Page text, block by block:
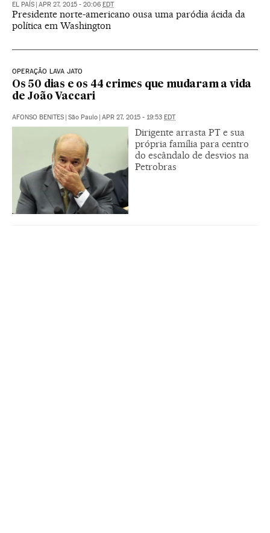
EL PAÍS APR 27, 2015 - 20:06 EDT
Presidente norte-americano ousa uma paródia ácida da
política em Washington
OPERAÇÃO LAVA JATO
Os 50 dias e os 44 crimes que mudaram a vida
de João Vaccari
AFONSO BENITES São Paulo APR 27, 2015 - 19:53 EDT
Dirigente arrasta PT e sua
própria família para centro
do escândalo de desvios na
Petrobras